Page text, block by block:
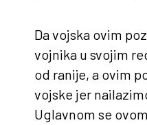
Da vojska ovim
vojnika u svojim
od ranije, a ovim
vojske jer
Uglavnom se